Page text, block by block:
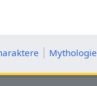
Mythologie